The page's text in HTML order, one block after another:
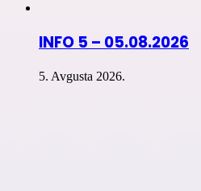
INFO 5 – 05.08.2026
5. Avgusta 2026.